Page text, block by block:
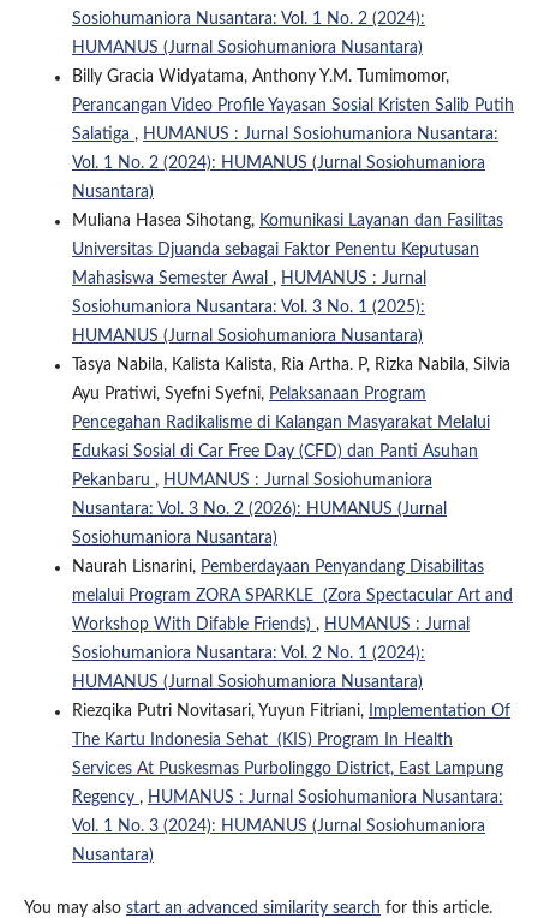
Sosiohumaniora Nusantara: Vol. 1 No. 2 (2024):
HUMANUS (Jurnal Sosiohumaniora Nusantara)
Billy Gracia Widyatama, Anthony Y.M. Tumimomor,
Perancangan Video Profile Yayasan Sosial Kristen Salib Putih
Salatiga , HUMANUS : Jurnal Sosiohumaniora Nusantara:
Vol. 1 No. 2 (2024): HUMANUS (Jurnal Sosiohumaniora
Nusantara)
Muliana Hasea Sihotang, Komunikasi Layanan dan Fasilitas
Universitas Djuanda sebagai Faktor Penentu Keputusan
Mahasiswa Semester Awal , HUMANUS : Jurnal
Sosiohumaniora Nusantara: Vol. 3 No. 1 (2025):
HUMANUS (Jurnal Sosiohumaniora Nusantara)
Tasya Nabila, Kalista Kalista, Ria Artha. P, Rizka Nabila, Silvia
Ayu Pratiwi, Syefni Syefni, Pelaksanaan Program
Pencegahan Radikalisme di Kalangan Masyarakat Melalui
Edukasi Sosial di Car Free Day (CFD) dan Panti Asuhan
Pekanbaru , HUMANUS : Jurnal Sosiohumaniora
Nusantara: Vol. 3 No. 2 (2026): HUMANUS (Jurnal
Sosiohumaniora Nusantara)
Naurah Lisnarini, Pemberdayaan Penyandang Disabilitas
melalui Program ZORA SPARKLE (Zora Spectacular Art and
Workshop With Difable Friends) , HUMANUS : Jurnal
Sosiohumaniora Nusantara: Vol. 2 No. 1 (2024):
HUMANUS (Jurnal Sosiohumaniora Nusantara)
Riezqika Putri Novitasari, Yuyun Fitriani,
Implementation Of
The Kartu Indonesia Sehat (KIS) Program In Health
Services At Puskesmas Purbolinggo District, East Lampung
Regency , HUMANUS : Jurnal Sosiohumaniora Nusantara:
Vol. 1 No. 3 (2024): HUMANUS (Jurnal Sosiohumaniora
Nusantara)
You may also start an advanced similarity search for this article.